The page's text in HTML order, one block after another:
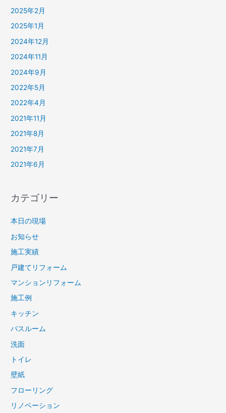
2025年2月
2025年1月
2024年12月
2024年11月
2024年9月
2022年5月
2022年4月
2021年11月
2021年8月
2021年7月
2021年6月
カテゴリー
本日の現場
お知らせ
施工実績
戸建てリフォーム
マンションリフォーム
施工例
キッチン
バスルーム
洗面
トイレ
壁紙
フローリング
リノベーション